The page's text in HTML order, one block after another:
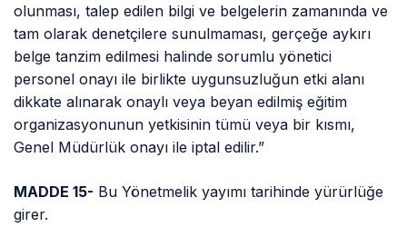
olunması, talep edilen bilgi ve belgelerin zamanında ve
tam olarak denetçilere sunulmaması, gerçeğe aykırı
belge tanzim edilmesi halinde sorumlu yönetici
personel onayı ile birlikte uygunsuzluğun etki alanı
dikkate alınarak onaylı veya beyan edilmiş eğitim
organizasyonunun yetkisinin tümü veya bir kısmı,
Genel Müdürlük onayı ile iptal edilir.”
MADDE 15- Bu Yönetmelik yayımı tarihinde yürürlüğe
girer.